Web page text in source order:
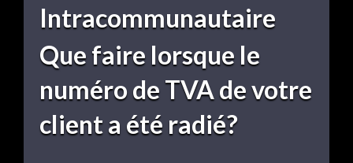
Intracommunautaire
Que faire lorsque le
numéro de TVA de votre
client a été radié?